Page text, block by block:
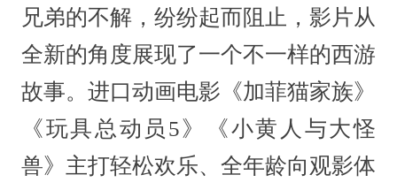
兄弟的不解，纷纷起而阻止，影片从
全新的角度展现了一个不一样的西游
故事。进口动画电影《加菲猫家族》
《玩具总动员5》《小黄人与大怪
兽》主打轻松欢乐、全年龄向观影体